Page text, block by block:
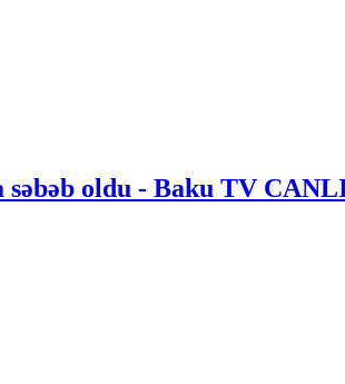
səbəb oldu - Baku TV